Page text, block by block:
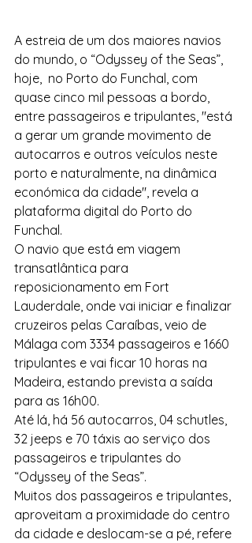
A estreia de um dos maiores navios
do mundo, o “Odyssey of the Seas”,
hoje,  no Porto do Funchal, com
quase cinco mil pessoas a bordo,
entre passageiros e tripulantes, "está
a gerar um grande movimento de
autocarros e outros veículos neste
porto e naturalmente, na dinâmica
económica da cidade", revela a
plataforma digital do Porto do
Funchal.
O navio que está em viagem
transatlântica para
reposicionamento em Fort
Lauderdale, onde vai iniciar e finalizar
cruzeiros pelas Caraíbas, veio de
Málaga com 3334 passageiros e 1660
tripulantes e vai ficar 10 horas na
Madeira, estando prevista a saída
para as 16h00.
Até lá, há 56 autocarros, 04 schutles,
32 jeeps e 70 táxis ao serviço dos
passageiros e tripulantes do
“Odyssey of the Seas”.
Muitos dos passageiros e tripulantes,
aproveitam a proximidade do centro
da cidade e deslocam-se a pé, refere